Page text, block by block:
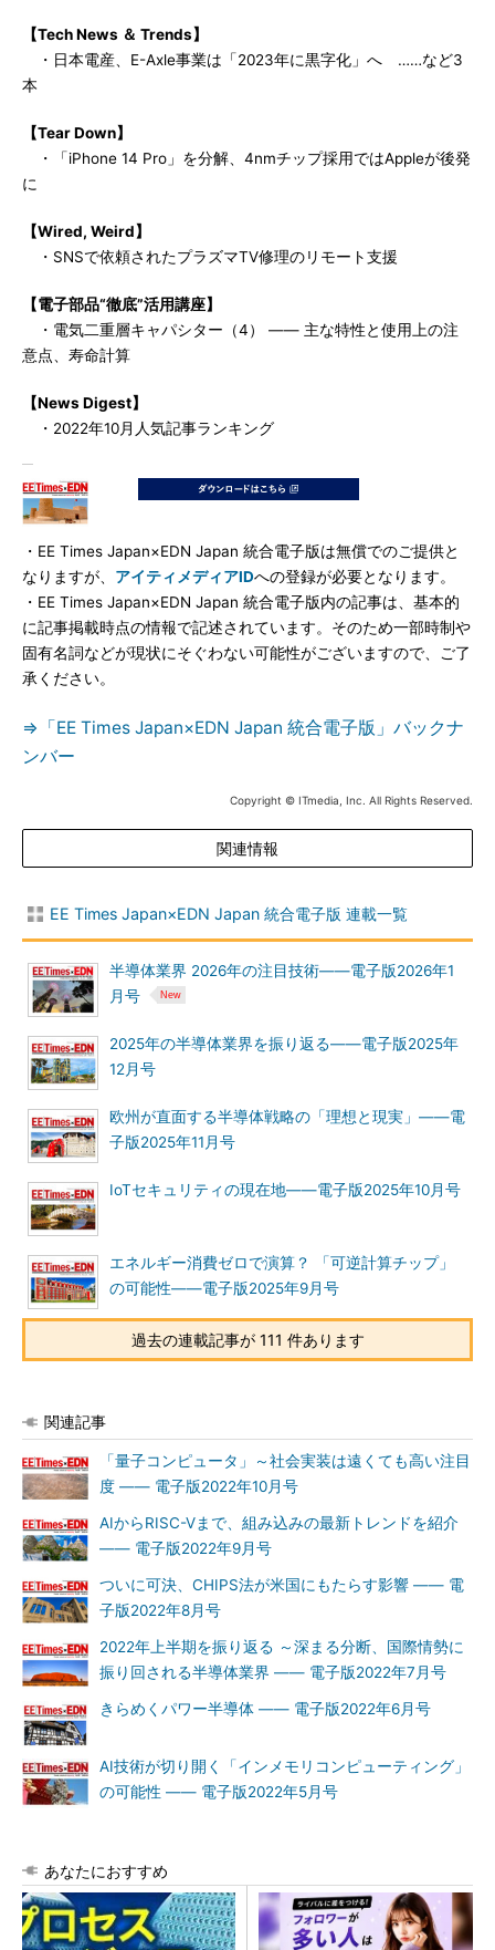
【Tech News ＆ Trends】
・日本電産、E-Axle事業は「2023年に黒字化」へ ……など3
本
【Tear Down】
・「iPhone 14 Pro」を分解、4nmチップ採用ではAppleが後発
に
【Wired, Weird】
・SNSで依頼されたプラズマTV修理のリモート支援
【電子部品“徹底”活用講座】
・電気二重層キャパシター（4） ―― 主な特性と使用上の注
意点、寿命計算
【News Digest】
・2022年10月人気記事ランキング
・EE Times Japan×EDN Japan 統合電子版は無償でのご提供と
なりますが、 アイティメディアIDへの登録が必要となります。
・EE Times Japan×EDN Japan 統合電子版内の記事は、基本的
に記事掲載時点の情報で記述されています。そのため一部時制や
固有名詞などが現状にそぐわない可能性がございますので、ご了
承ください。
⇒「EE Times Japan×EDN Japan 統合電子版」バックナ
ンバー
Copyright © ITmedia, Inc. All Rights Reserved.
関連情報
EE Times Japan×EDN Japan 統合電子版 連載一覧
半導体業界 2026年の注目技術――電子版2026年1
月号
2025年の半導体業界を振り返る――電子版2025年
12月号
欧州が直面する半導体戦略の「理想と現実」――電
子版2025年11月号
IoTセキュリティの現在地――電子版2025年10月号
エネルギー消費ゼロで演算？ 「可逆計算チップ」
の可能性――電子版2025年9月号
過去の連載記事が 111 件あります
関連記事
「量子コンピュータ」～社会実装は遠くても高い注目
度 ―― 電子版2022年10月号
AIからRISC-Vまで、組み込みの最新トレンドを紹介
―― 電子版2022年9月号
ついに可決、CHIPS法が米国にもたらす影響 ―― 電
子版2022年8月号
2022年上半期を振り返る ～深まる分断、国際情勢に
振り回される半導体業界 ―― 電子版2022年7月号
きらめくパワー半導体 ―― 電子版2022年6月号
AI技術が切り開く「インメモリコンピューティング」
の可能性 ―― 電子版2022年5月号
あなたにおすすめ